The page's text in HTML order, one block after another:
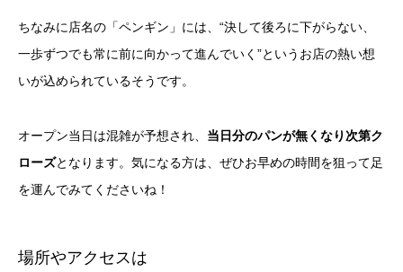
ちなみに店名の「ペンギン」には、“決して後ろに下がらない、
一歩ずつでも常に前に向かって進んでいく”というお店の熱い想
いが込められているそうです。
オープン当日は混雑が予想され、 当日分のパンが無くなり次第ク
ローズとなります。気になる方は、ぜひお早めの時間を狙って足
を運んでみてくださいね！
場所やアクセスは